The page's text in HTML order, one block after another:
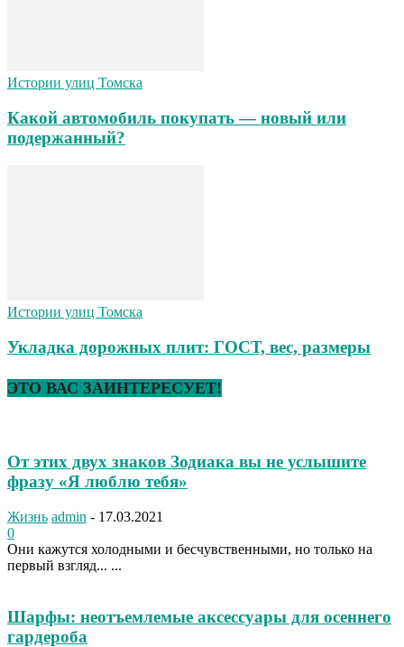
Истории улиц Томска
Какой автомобиль покупать — новый или
подержанный?
Истории улиц Томска
Укладка дорожных плит: ГОСТ, вес, размеры
ЭТО ВАС ЗАИНТЕРЕСУЕТ!
От этих двух знаков Зодиака вы не услышите
фразу «Я люблю тебя»
Жизнь admin - 17.03.2021
0
Они кажутся холодными и бесчувственными, но только на
первый взгляд... ...
Шарфы: неотъемлемые аксессуары для осеннего
гардероба